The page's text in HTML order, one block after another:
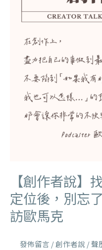
【創作者說】
定位後，別忘
訪歐馬克
發佈留言 /創作者說 /聲